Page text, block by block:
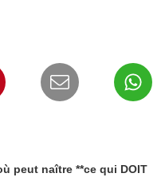
peut naître **ce qui DOIT